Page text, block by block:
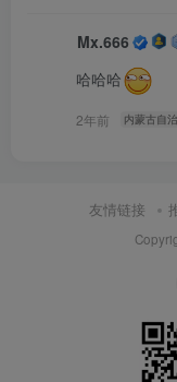
Mx.666
哈哈哈
2年前 内蒙古自
友情链接